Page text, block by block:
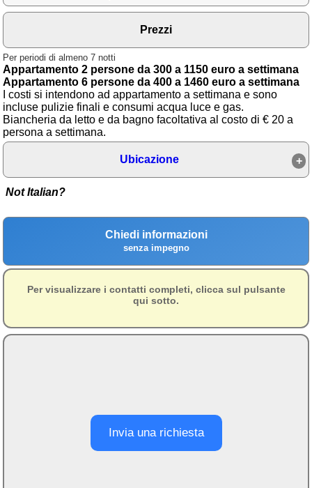
Prezzi
Per periodi di almeno 7 notti
Appartamento 2 persone da 300 a 1150 euro a settimana
Appartamento 6 persone da 400 a 1460 euro a settimana
I costi si intendono ad appartamento a settimana e sono
incluse pulizie finali e consumi acqua luce e gas.
Biancheria da letto e da bagno facoltativa al costo di € 20 a
persona a settimana.
Ubicazione
Not Italian?
Chiedi informazioni
senza impegno
Per visualizzare i contatti completi, clicca sul pulsante
qui sotto.
Invia una richiesta
Area riservata
Ambienti
≋ Mare
🗻 Montagna
Laghi
Campagna
Cerca le offerte per regione
Basilicata(64)
Emilia - Romagna(227)
Friuli - Venezia Giulia